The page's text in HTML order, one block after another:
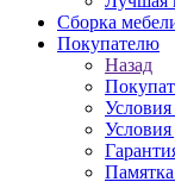
Сборка
Покупателю
Назад
Условия